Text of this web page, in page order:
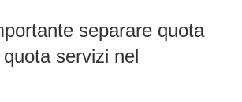
separare quota
servizi nel